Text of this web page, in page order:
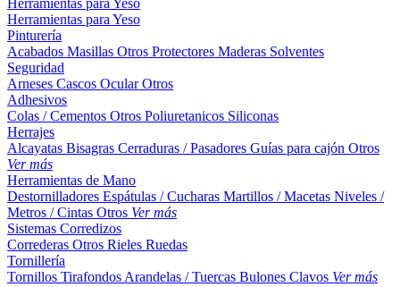
Herramientas para Yeso
Herramientas para Yeso
Pinturería
Acabados Masillas Otros Protectores Maderas Solventes
Seguridad
Arneses Cascos OcularOtros
Adhesivos
Colas / Cementos Otros Poliuretanicos Siliconas
Herrajes
Alcayatas Bisagras Cerraduras / Pasadores Guías para cajón Otros
Ver más
Herramientas de Mano
Destornilladores Espátulas / Cucharas Martillos / Macetas Niveles /
Metros / Cintas Otros Ver más
Sistemas Corredizos
Correderas Otros Rieles Ruedas
Tornillería
Tornillos Tirafondos Arandelas / Tuercas Bulones Clavos Ver más